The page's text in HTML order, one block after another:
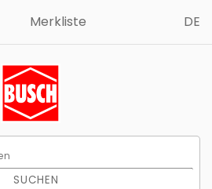
Merkliste DE
SUCHEN